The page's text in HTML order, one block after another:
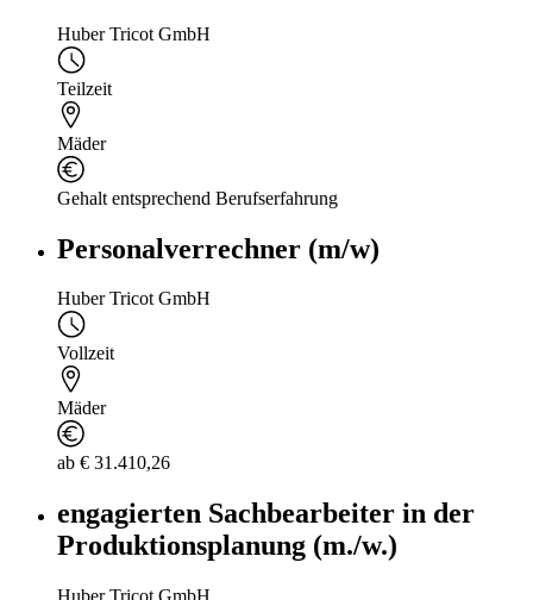
Huber Tricot GmbH
Teilzeit
Mäder
Gehalt entsprechend Berufserfahrung
Personalverrechner (m/w)
Huber Tricot GmbH
Vollzeit
Mäder
ab € 31.410,26
engagierten Sachbearbeiter in der
Produktionsplanung (m./w.)